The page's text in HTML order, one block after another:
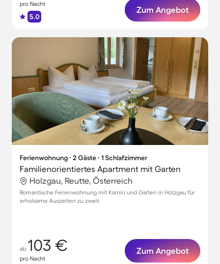
pro Nacht
5.0
Zum Angebot
Ferienwohnung ∙ 2 Gäste ∙ 1 Schlafzimmer
Familienorientiertes Apartment mit Garten
Holzgau, Reutte, Österreich
Romantische Ferienwohnung mit Kamin und Garten in Holzgau für
erholsame Auszeiten zu zweit
ab 103 €
pro Nacht
Zum Angebot